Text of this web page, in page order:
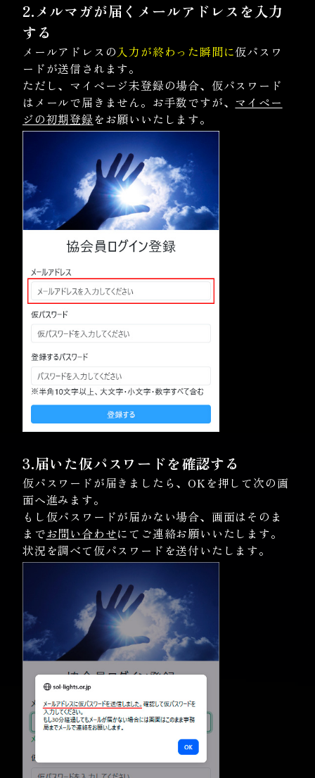
2.メルマガが届くメールアドレスを入力
する
メールアドレスの入力が終わった瞬間に仮パスワ
ードが送信されます。
ただし、マイページ未登録の場合、仮パスワード
はメールで届きません。お手数ですが、 マイペー
ジの初期登録をお願いいたします。
3.届いた仮パスワードを確認する
仮パスワードが届きましたら、OKを押して次の画
面へ進みます。
もし仮パスワードが届かない場合、画面はそのま
までお問い合わせにてご連絡お願いいたします。
状況を調べて仮パスワードを送付いたします。